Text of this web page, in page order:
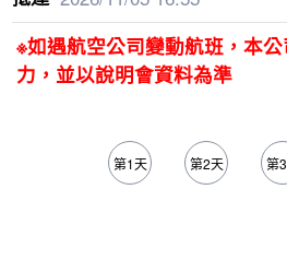
※如遇航空公司變動航班，本
力，並以說明會資料為準
第1天 第2天 第